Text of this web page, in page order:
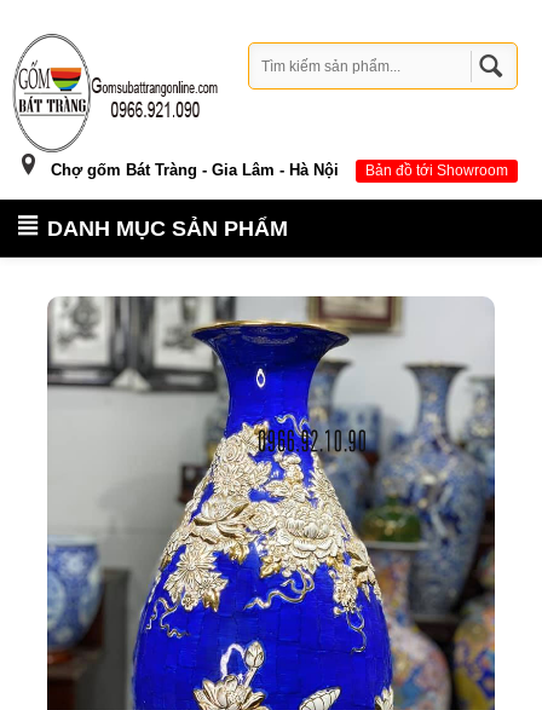
Chợ gốm Bát Tràng - Gia Lâm - Hà Nội Bản đồ tới Showroom
DANH MỤC SẢN PHẨM